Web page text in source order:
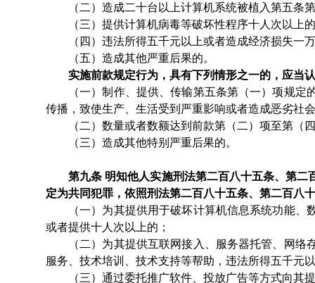
（二）造成二十台以上计算机系统被植入第五条
（三）提供计算机病毒等破坏性程序十人次以上
（四）违法所得五千元以上或者造成经济损失一
（五）造成其他严重后果的。
实施前款规定行为，具有下列情形之一的，应当
（一）制作、提供、传输第五条第（一）项规
传播，致使生产、生活受到严重影响或者造成恶劣社
（二）数量或者数额达到前款第（二）项至第（
（三）造成其他特别严重后果的。
第九条 明知他人实施刑法第二百八十五条、第
定为共同犯罪，依照刑法第二百八十五条、第二百八
（一）为其提供用于破坏计算机信息系统功能
或者提供十人次以上的；
（二）为其提供互联网接入、服务器托管、网
服务、技术培训、技术支持等帮助，违法所得五千元
（三）通过委托推广软件、投放广告等方式向其